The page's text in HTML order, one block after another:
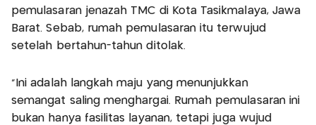
pemulasaran jenazah TMC di Kota Tasikmalaya, Jawa
Barat. Sebab, rumah pemulasaran itu terwujud
setelah bertahun-tahun ditolak.
“Ini adalah langkah maju yang menunjukkan
semangat saling menghargai. Rumah pemulasaran ini
bukan hanya fasilitas layanan, tetapi juga wujud